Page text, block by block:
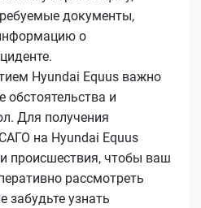
документы,
о
Hyundai Equus важно
обстоятельства и
Для получения
на Hyundai Equus
происшествия, чтобы ваш
рассмотреть
забудьте узнать